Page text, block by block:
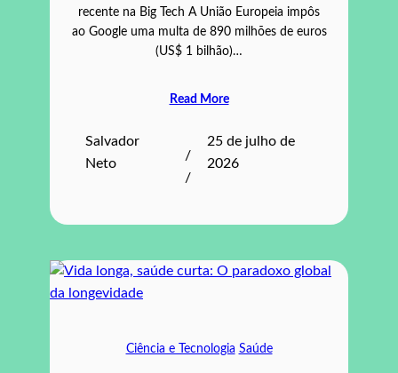
recente na Big Tech A União Europeia impôs
ao Google uma multa de 890 milhões de euros
(US$ 1 bilhão)…
Read More
Salvador
Neto
/
/
25 de julho de
2026
Ciência e Tecnologia Saúde